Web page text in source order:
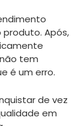
Após,
tem
é um erro.
de vez
em